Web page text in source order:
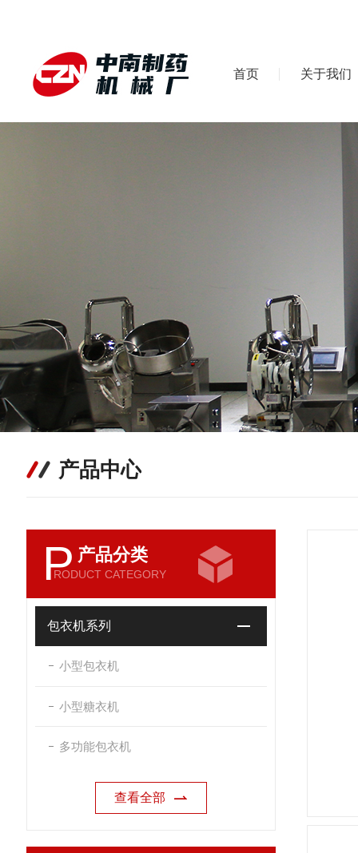
首页 关于我们
产品中心
P 产品分类
RODUCT CATEGORY
包衣机系列
小型包衣机
小型糖衣机
多功能包衣机
查看全部